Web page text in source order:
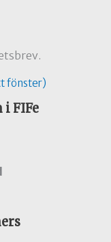
fönster)
i FIFe